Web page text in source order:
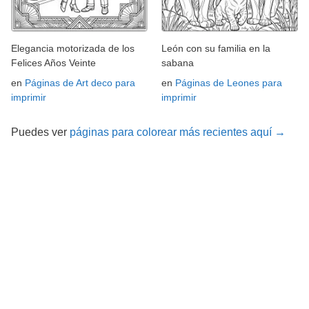
Elegancia motorizada de los
Felices Años Veinte
en Páginas de Art deco para
imprimir
León con su familia en la
sabana
en Páginas de Leones para
imprimir
Puedes ver páginas para colorear más recientes aquí →